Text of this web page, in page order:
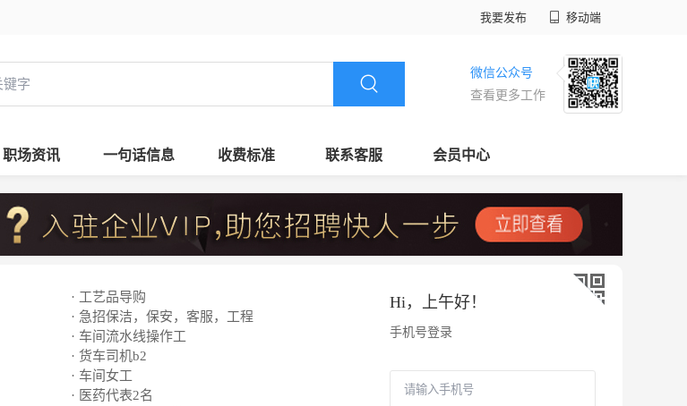
我要发布 移动端
微信公众号
查看更多工作
职场资讯 一句话信息 收费标准 联系客服 会员中心
· 工艺品导购
· 急招保洁，保安，客服，工程
· 车间流水线操作工
· 货车司机b2
· 车间女工
· 医药代表2名
Hi， 上午好！
手机号登录